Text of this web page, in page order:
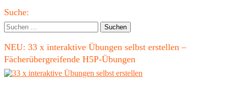
Haupt-
Seitenleiste
Suche:
Suchen
nach:
NEU: 33 x interaktive Übungen selbst erstellen –
Fächerübergreifende H5P-Übungen